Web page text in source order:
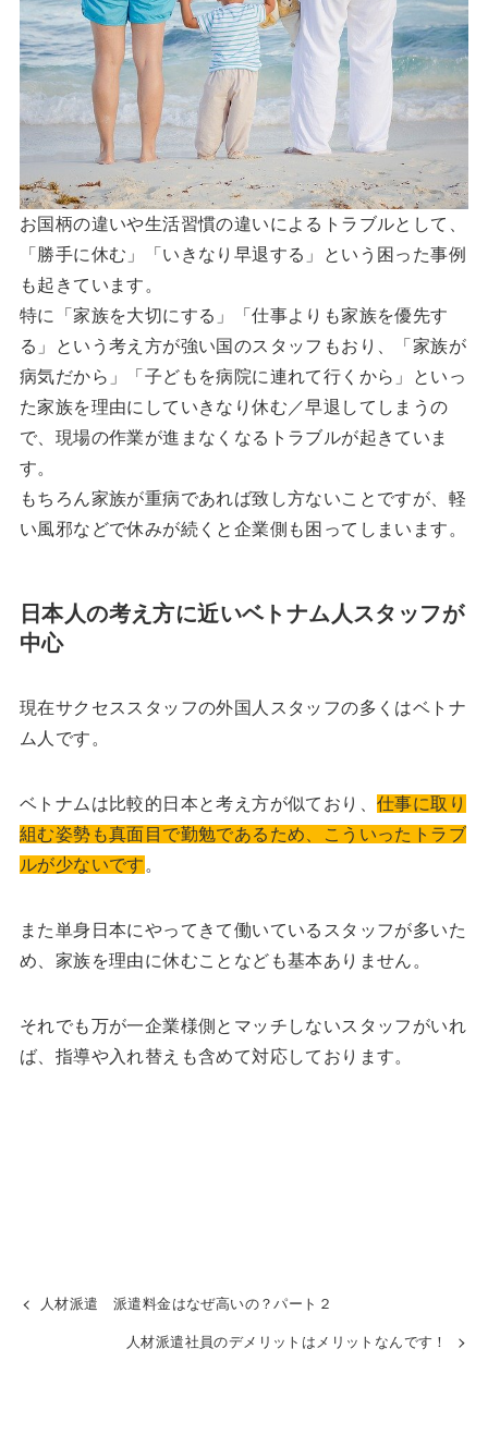
お国柄の違いや生活習慣の違いによるトラブルとして、
「勝手に休む」「いきなり早退する」という困った事例
も起きています。
特に「家族を大切にする」「仕事よりも家族を優先す
る」という考え方が強い国のスタッフもおり、「家族が
病気だから」「子どもを病院に連れて行くから」といっ
た家族を理由にしていきなり休む／早退してしまうの
で、現場の作業が進まなくなるトラブルが起きていま
す。
もちろん家族が重病であれば致し方ないことですが、軽
い風邪などで休みが続くと企業側も困ってしまいます。
日本人の考え方に近いベトナム人スタッフが
中心
現在サクセススタッフの外国人スタッフの多くはベトナ
ム人です。
ベトナムは比較的日本と考え方が似ており、 仕事に取り
組む姿勢も真面目で勤勉であるため、こういったトラブ
ルが少ないです 。
また単身日本にやってきて働いているスタッフが多いた
め、家族を理由に休むことなども基本ありません。
それでも万が一企業様側とマッチしないスタッフがいれ
ば、指導や入れ替えも含めて対応しております。
人材派遣 派遣料金はなぜ高いの？パート２
人材派遣社員のデメリットはメリットなんです！